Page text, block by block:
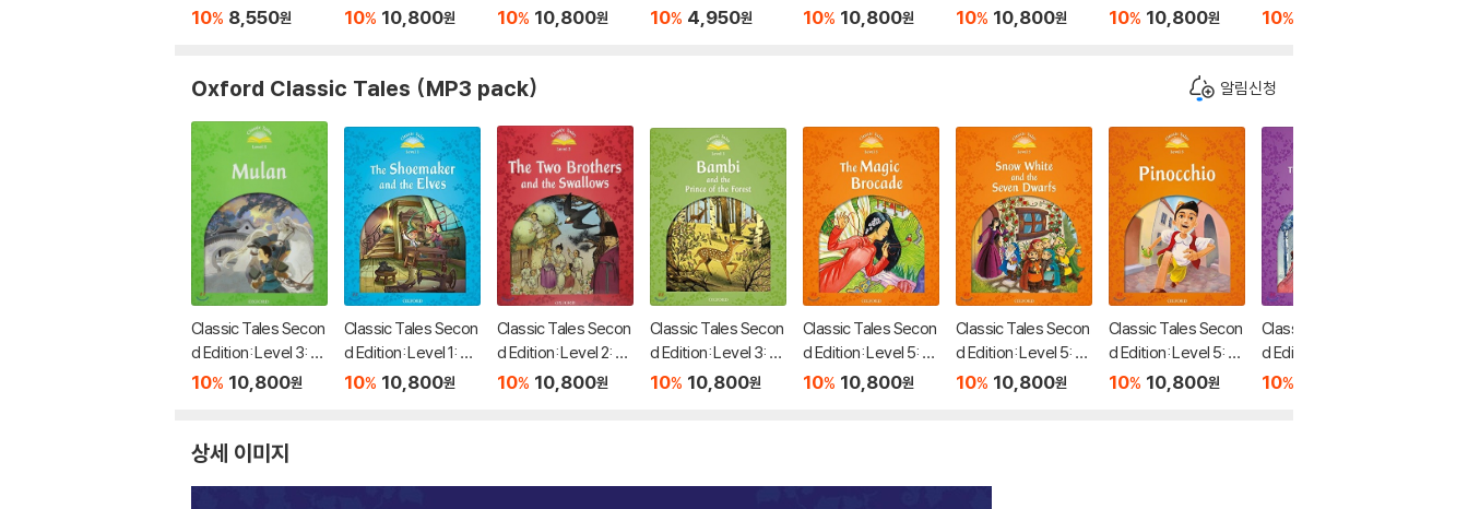
Three Princess Stu
10% 8,550원
e Violin MP3 Pack
10% 10,800원
Three Princes MP3
10% 10,800원
e Two Brothers and
10% 4,950원
ulan Audio Pack
10% 10,800원
e Shoemaker and th
10% 10,800원
e Two Brothers and
10% 10,800원
e Two Brothers and
10%
Oxford Classic Tales (MP3 pack) 알림신청
Classic Tales Secon
d Edition: Level 3: M
ulan Audio Pack
10% 10,800원
Classic Tales Secon
d Edition: Level 1: Th
e Shoemaker and th
10% 10,800원
Classic Tales Secon
d Edition: Level 2: Th
e Two Brothers and
10% 10,800원
Classic Tales Secon
d Edition: Level 3: Ba
mbi and the Prince o
10% 10,800원
Classic Tales Secon
d Edition: Level 5: T
he Magic Brocade A
10% 10,800원
Classic Tales Secon
d Edition: Level 5: Sn
ow White and the S
10% 10,800원
Classic Tales Secon
d Edition: Level 5: Pi
nocchio Audio Pack
10% 10,800원
Classic Tales Secon
d Edition: Level 4: T
he Twelve Dancing
10%
상세 이미지